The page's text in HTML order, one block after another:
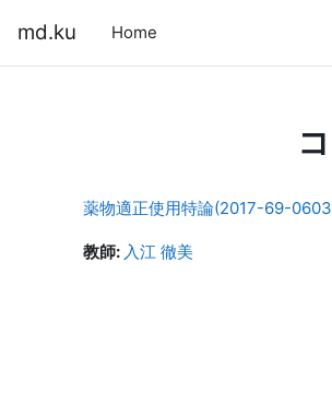
md.ku Home
薬物適正使用特論(2017-69-
教師: 入江 徹美